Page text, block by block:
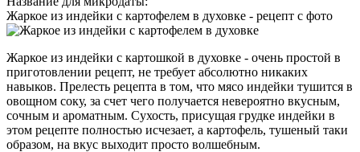
Жаркое из индейки с картофелем в духовке - рецепт с фото
Жаркое из индейки с картошкой в духовке - очень простой в
приготовлении рецепт, не требует абсолютно никаких
навыков. Прелесть рецепта в том, что мясо индейки тушится в
овощном соку, за счет чего получается невероятно вкусным,
сочным и ароматным. Сухость, присущая грудке индейки в
этом рецепте полностью исчезает, а картофель, тушеный таки
образом, на вкус выходит просто волшебным.